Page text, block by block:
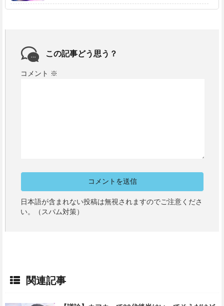
この記事どう思う？
コメント ※
日本語が含まれない投稿は無視されますのでご注意くださ
い。（スパム対策）
関連記事